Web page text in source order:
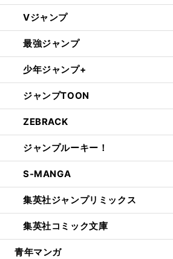
Vジャンプ
最強ジャンプ
少年ジャンプ+
ジャンプTOON
ZEBRACK
ジャンプルーキー！
S-MANGA
集英社ジャンプリミックス
集英社コミック文庫
青年マンガ